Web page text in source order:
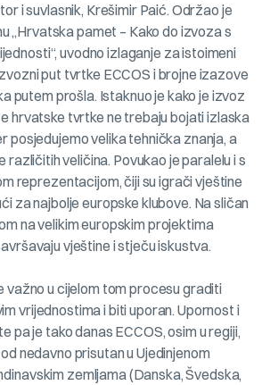
i suvlasnik, Krešimir Paić. Održao je
„Hrvatska pamet – Kako do izvoza s
uvodno izlaganje za istoimeni
put tvrtke ECCOS i brojne izazove
putem prošla. Istaknuo je kako je izvoz
hrvatske tvrtke ne trebaju bojati izlaska
posjedujemo velika tehnička znanja, a
različitih veličina. Povukao je paralelu i s
reprezentacijom, čiji su igrači vještine
za najbolje europske klubove. Na sličan
na velikim europskim projektima
vještine i stječu iskustva.
važno u cijelom tom procesu graditi
vrijednostima i biti uporan. Upornost i
pa je tako danas ECCOS, osim u regiji,
nedavno prisutan u Ujedinjenom
zemljama (Danska, Švedska,